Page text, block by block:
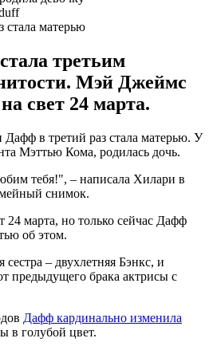
стала матерью
третьим
Мэй Джеймс
свет 24 марта.
в третий раз стала матерью. У
Мэттью Кома, родилась дочь.
тебя!", – написала Хилари в
снимок.
24 марта, но только сейчас Дафф
об этом.
– двухлетняя Бэнкс, и
предыдущего брака актрисы с
Дафф кардинально изменила
в голубой цвет.